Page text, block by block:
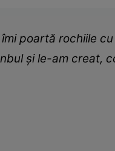
poartă rochiile
și le-am creat,